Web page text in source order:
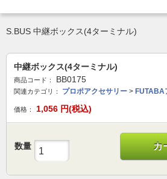
S.BUS 中継ボックス(4ターミナル)
中継ボックス(4ターミナル)
商品コード： BB0175
関連カテゴリ： プロポアクセサリー > FUTABA
価格： 1,056 円(税込)
数量 カ